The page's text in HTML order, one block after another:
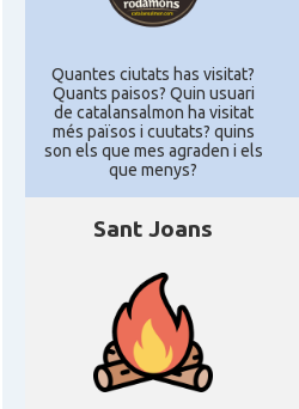
Quantes ciutats has visitat?
Quants paisos? Quin usuari
de catalansalmon ha visitat
més països i cuutats? quins
son els que mes agraden i els
que menys?
Sant Joans